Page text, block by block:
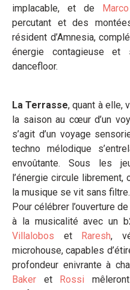
implacable, et de
percutant et des
résident d’Amnesia,
énergie contagieuse
dancefloor.
La Terrasse, quant à elle,
la saison au cœur d’un
s’agit d’un voyage
techno mélodique
envoûtante. Sous les
l’énergie circule
la musique se vit sans filtre.
Pour célébrer l’ouverture
à la musicalité avec un
Villalobos et Raresh,
microhouse, capables
profondeur enivrante à
Baker et Rossi